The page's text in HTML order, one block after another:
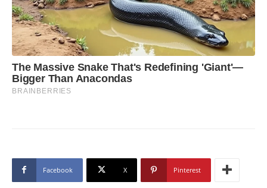
Facebook X Pinterest